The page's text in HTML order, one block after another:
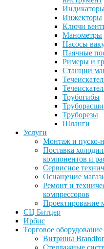
Инжекторы
Ключи
Манометры
Насосы
Паячные
Римеры и
Станции
Трубогибы
Труборезы
Шланги
Услуги
Монтаж и пуско-
Поставка
компонентов и
Сервисное
Оснащение
Ремонт и
компрессоров
Проектирование
СЦ Битцер
Ирбис
Торговое оборудование
Витрины
Стеллажные